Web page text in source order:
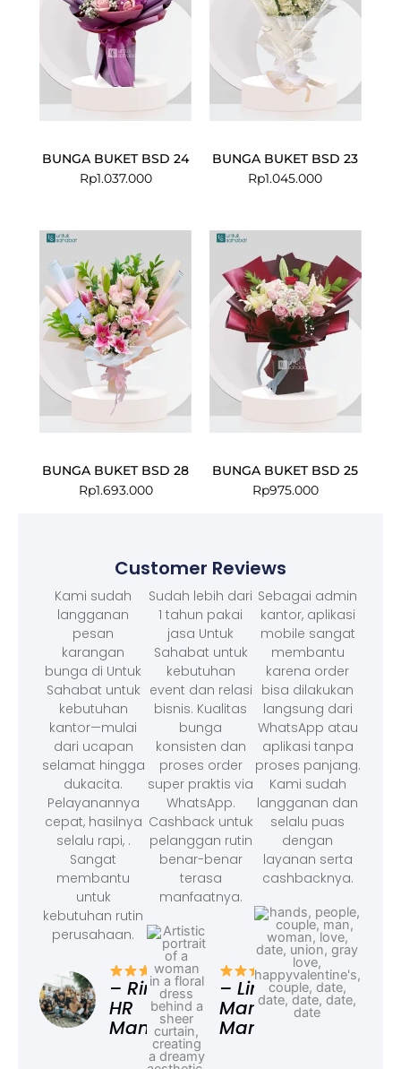
BUNGA BUKET BSD 24
Rp1.037.000
BUNGA BUKET BSD 23
Rp1.045.000
BUNGA BUKET BSD 28
Rp1.693.000
BUNGA BUKET BSD 25
Rp975.000
Customer Reviews
Kami sudah
langganan
pesan
karangan
bunga di Untuk
Sahabat untuk
kebutuhan
kantor—mulai
dari ucapan
selamat hingga
dukacita.
Pelayanannya
cepat, hasilnya
selalu rapi, .
Sangat
membantu
untuk
kebutuhan rutin
perusahaan.
– Rina,
HR
Manager
Sudah lebih dari
1 tahun pakai
jasa Untuk
Sahabat untuk
kebutuhan
event dan relasi
bisnis. Kualitas
bunga
konsisten dan
proses order
super praktis via
WhatsApp.
Cashback untuk
pelanggan rutin
benar-benar
terasa
manfaatnya.
– Linda,
Marketing
Manager
Sebagai admin
kantor, aplikasi
mobile sangat
membantu
karena order
bisa dilakukan
langsung dari
WhatsApp atau
aplikasi tanpa
proses panjang.
Kami sudah
langganan dan
selalu puas
dengan
layanan serta
cashbacknya.